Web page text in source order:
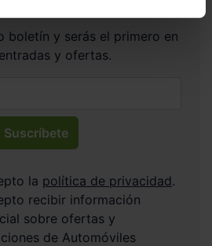
boletín y serás el primero en
y ofertas.
Suscríbete
la política de privacidad.
recibir información
sobre ofertas y
de Automóviles